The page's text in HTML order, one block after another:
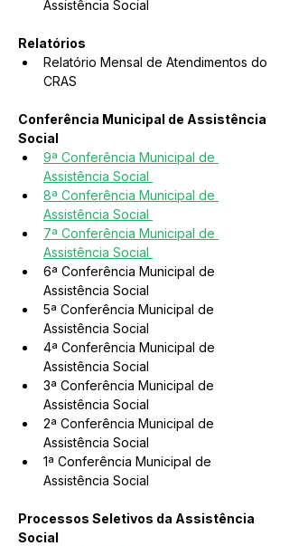
Assistência Social
Relatórios
Relatório Mensal de Atendimentos do
CRAS
Conferência Municipal de Assistência
Social
9ª Conferência Municipal de
Assistência Social
8ª Conferência Municipal de
Assistência Social
7ª Conferência Municipal de
Assistência Social
6ª Conferência Municipal de
Assistência Social
5ª Conferência Municipal de
Assistência Social
4ª Conferência Municipal de
Assistência Social
3ª Conferência Municipal de
Assistência Social
2ª Conferência Municipal de
Assistência Social
1ª Conferência Municipal de
Assistência Social
Processos Seletivos da Assistência
Social